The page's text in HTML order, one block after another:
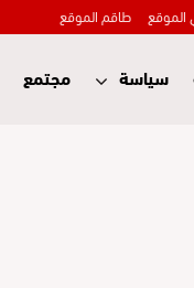
الموقع طاقم الموقع
سياسة مجتمع